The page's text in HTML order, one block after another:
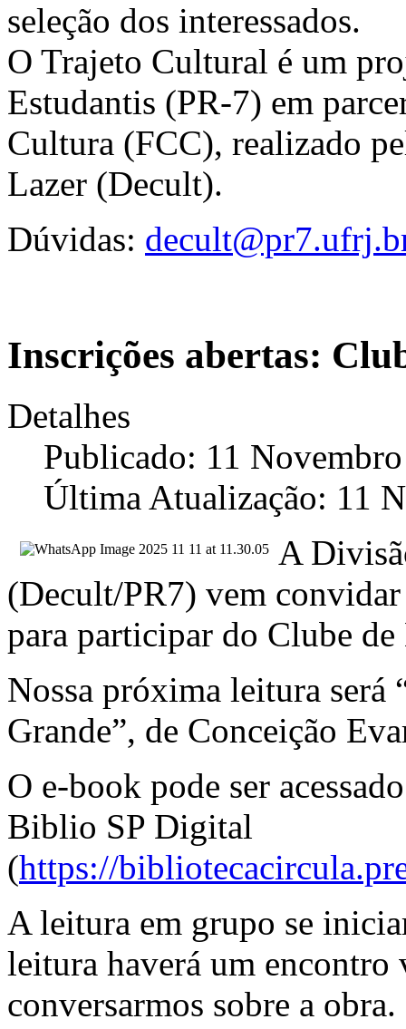
seleção dos interessados.
O Trajeto Cultural é um
Estudantis (PR-7) em
Cultura (FCC), realizado
Lazer (Decult).
Dúvidas:
Inscrições abertas:
Detalhes
Publicado: 11
Última Atualização: 11
A
(Decult/PR7) vem
para participar do Clube
Nossa próxima leitura será
Grande”, de Conceição
O e-book pode ser
Biblio SP Digital
(https://
A leitura em grupo se
leitura haverá um
conversarmos sobre a obra.